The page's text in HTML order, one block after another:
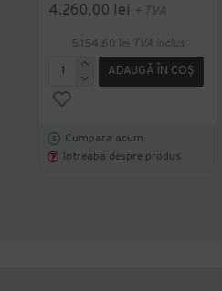
4.260,00 lei + TVA
5.154,60 lei TVA inclus
ADAUGĂ ÎN COŞ
Cumpara acum
Intreaba despre produs